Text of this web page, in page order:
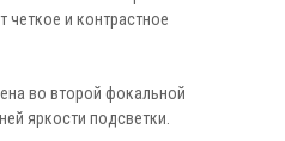
четкое и контрастное
во второй фокальной
яркости подсветки.